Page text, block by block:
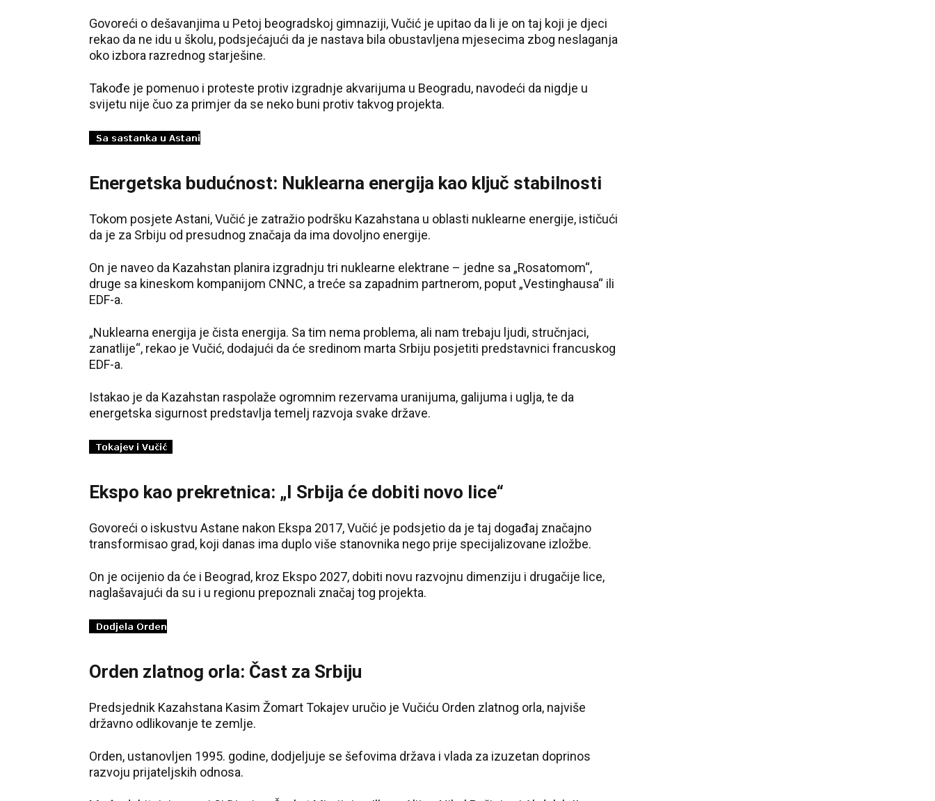
Govoreći o dešavanjima u Petoj beogradskoj gimnaziji, Vučić je upitao da li je on taj koji je djeci
rekao da ne idu u školu, podsjećajući da je nastava bila obustavljena mjesecima zbog neslaganja
oko izbora razrednog starješine.
Takođe je pomenuo i proteste protiv izgradnje akvarijuma u Beogradu, navodeći da nigdje u
svijetu nije čuo za primjer da se neko buni protiv takvog projekta.
Energetska budućnost: Nuklearna energija kao ključ stabilnosti
Tokom posjete Astani, Vučić je zatražio podršku Kazahstana u oblasti nuklearne energije, ističući
da je za Srbiju od presudnog značaja da ima dovoljno energije.
On je naveo da Kazahstan planira izgradnju tri nuklearne elektrane – jedne sa „Rosatomom“,
druge sa kineskom kompanijom CNNC, a treće sa zapadnim partnerom, poput „Vestinghausa“ ili
EDF-a.
„Nuklearna energija je čista energija. Sa tim nema problema, ali nam trebaju ljudi, stručnjaci,
zanatlije“, rekao je Vučić, dodajući da će sredinom marta Srbiju posjetiti predstavnici francuskog
EDF-a.
Istakao je da Kazahstan raspolaže ogromnim rezervama uranijuma, galijuma i uglja, te da
energetska sigurnost predstavlja temelj razvoja svake države.
Ekspo kao prekretnica: „I Srbija će dobiti novo lice“
Govoreći o iskustvu Astane nakon Ekspa 2017, Vučić je podsjetio da je taj događaj značajno
transformisao grad, koji danas ima duplo više stanovnika nego prije specijalizovane izložbe.
On je ocijenio da će i Beograd, kroz Ekspo 2027, dobiti novu razvojnu dimenziju i drugačije lice,
naglašavajući da su i u regionu prepoznali značaj tog projekta.
Orden zlatnog orla: Čast za Srbiju
Predsjednik Kazahstana Kasim Žomart Tokajev uručio je Vučiću Orden zlatnog orla, najviše
državno odlikovanje te zemlje.
Orden, ustanovljen 1995. godine, dodjeljuje se šefovima država i vlada za izuzetan doprinos
razvoju prijateljskih odnosa.